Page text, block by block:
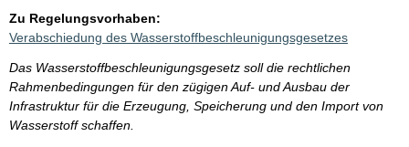
Zu Regelungsvorhaben:
Verabschiedung des Wasserstoffbeschleunigungsgesetzes
Das Wasserstoffbeschleunigungsgesetz soll die rechtlichen
Rahmenbedingungen für den zügigen Auf- und Ausbau der
Infrastruktur für die Erzeugung, Speicherung und den Import von
Wasserstoff schaffen.